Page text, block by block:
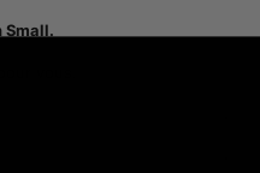
Small.